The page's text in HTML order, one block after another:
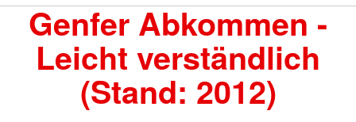
Genfer Abkommen -
Leicht verständlich
(Stand: 2012)